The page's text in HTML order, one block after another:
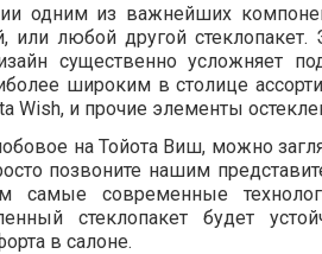
одним из важнейших
любой другой стеклопакет.
существенно усложняет
широким в столице
Wish, и прочие элементы
на Тойота Виш, можно
позвоните нашим
самые современные
стеклопакет будет
в салоне.